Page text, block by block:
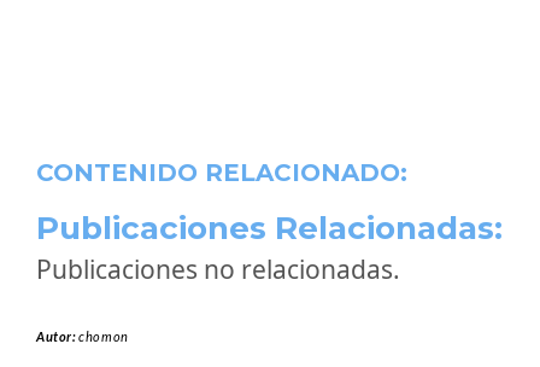
CONTENIDO RELACIONADO:
Publicaciones Relacionadas:
Publicaciones no relacionadas.
Autor:chomon